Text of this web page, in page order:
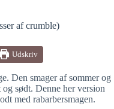
af crumble)
Udskriv
Den smager af sommer og
sødt. Denne her version
med rabarbersmagen.